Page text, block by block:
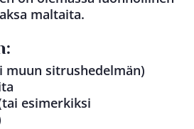
maltaita.
muun sitrushedelmän)
esimerkiksi